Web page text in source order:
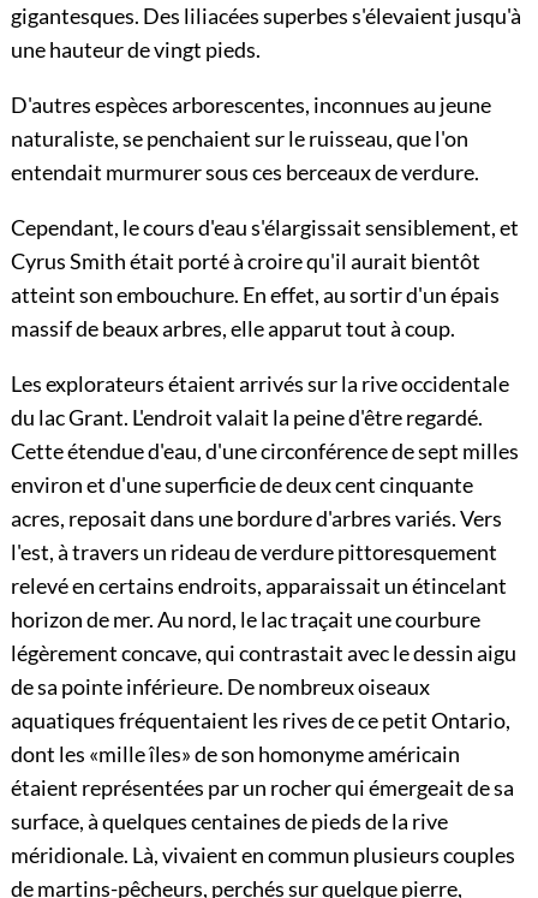
gigantesques. Des liliacées superbes s'élevaient jusqu'à
une hauteur de vingt pieds.
D'autres espèces arborescentes, inconnues au jeune
naturaliste, se penchaient sur le ruisseau, que l'on
entendait murmurer sous ces berceaux de verdure.
Cependant, le cours d'eau s'élargissait sensiblement, et
Cyrus Smith était porté à croire qu'il aurait bientôt
atteint son embouchure. En effet, au sortir d'un épais
massif de beaux arbres, elle apparut tout à coup.
Les explorateurs étaient arrivés sur la rive occidentale
du lac Grant. L'endroit valait la peine d'être regardé.
Cette étendue d'eau, d'une circonférence de sept milles
environ et d'une superficie de deux cent cinquante
acres, reposait dans une bordure d'arbres variés. Vers
l'est, à travers un rideau de verdure pittoresquement
relevé en certains endroits, apparaissait un étincelant
horizon de mer. Au nord, le lac traçait une courbure
légèrement concave, qui contrastait avec le dessin aigu
de sa pointe inférieure. De nombreux oiseaux
aquatiques fréquentaient les rives de ce petit Ontario,
dont les «mille îles» de son homonyme américain
étaient représentées par un rocher qui émergeait de sa
surface, à quelques centaines de pieds de la rive
méridionale. Là, vivaient en commun plusieurs couples
de martins-pêcheurs, perchés sur quelque pierre,